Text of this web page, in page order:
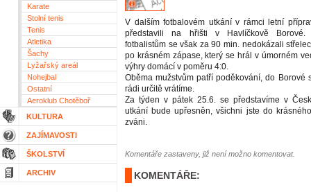
Karate
Stolní tenis
Tenis
Atletika
Šachy
Lyžařský areál
Nohejbal
Ostatní
Aeroklub Chotěboř
KULTURA
ZAJÍMAVOSTI
ŠKOLSTVÍ
ARCHIV
V dalším fotbalovém utkání v rámci letní
představili na hřišti v Havlíčkově Borové.
fotbalistům se však za 90 min. nedokázali
po krásném zápase, který se hrál v úmorném
výhry domácí v poměru 4:0.
Oběma mužstvům patří poděkování, do Borové
rádi určitě vrátíme.
Za týden v pátek 25.6. se představíme v
utkání bude upřesněn, všichni jste do
zváni.
Komentáře zastaveny, již není možno komentovat.
KOMENTÁŘE: